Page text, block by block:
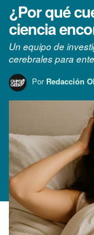
¿Por qué
ciencia
Un equipo de
cerebrales para
Por Redacción